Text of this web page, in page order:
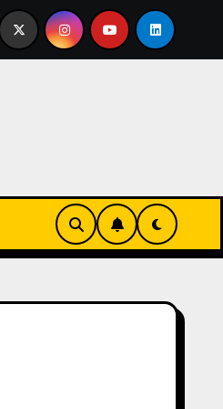
tour de la India Chiquitina